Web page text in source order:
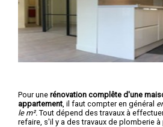
Pour une rénovation complête d'une
appartement , il faut compter en général
le m². Tout dépend des travaux à
refaire, s'il y a des travaux de plomberie à